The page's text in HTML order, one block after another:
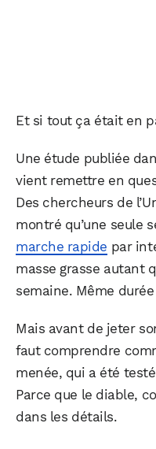
Et si tout ça était en
Une étude publiée
vient remettre en
Des chercheurs de
montré qu’une seule
marche rapide par
masse grasse autant
semaine. Même
Mais avant de jeter
faut comprendre
menée, qui a été
Parce que le diable,
dans les détails.